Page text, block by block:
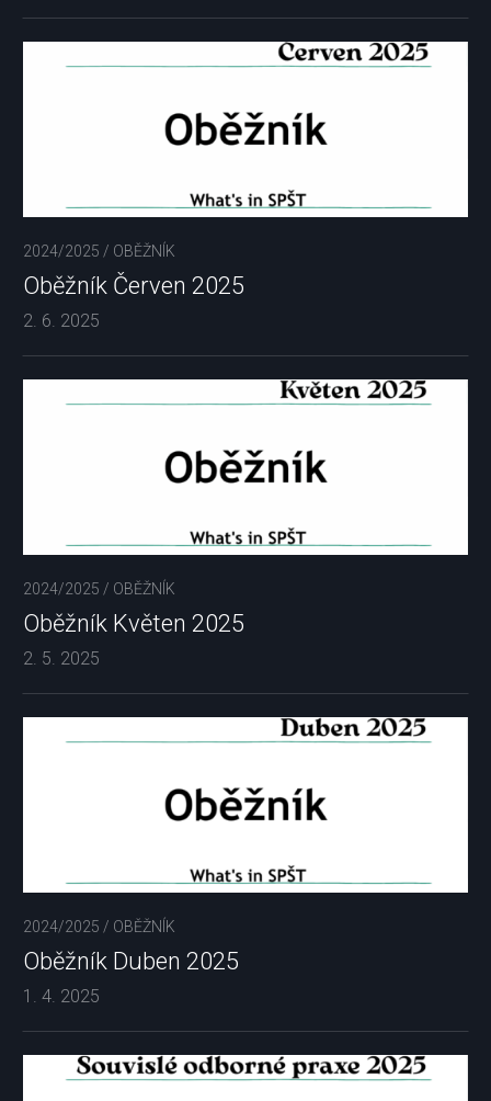
2024/2025 / OBĚŽNÍK
Oběžník Červen 2025
2. 6. 2025
2024/2025 / OBĚŽNÍK
Oběžník Květen 2025
2. 5. 2025
2024/2025 / OBĚŽNÍK
Oběžník Duben 2025
1. 4. 2025